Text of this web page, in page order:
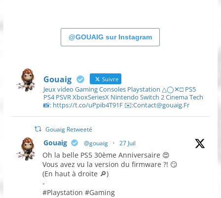
@GOUAIG sur Instagram
Gouaig Suivre
Jeux video Gaming Consoles Playstation △◯✕□ PS5
PS4 PSVR XboxSeriesX Nintendo Switch 2 Cinema Tech
📸: https://t.co/uPpib4T91F ✉️:Contact@gouaig.Fr
Gouaig Retweeté
Gouaig @gouaig · 27 Juil
Oh la belle PS5 30ème Anniversaire 😍
Vous avez vu la version du firmware ?! 😏
(En haut à droite 🔎)
-
#Playstation #Gaming